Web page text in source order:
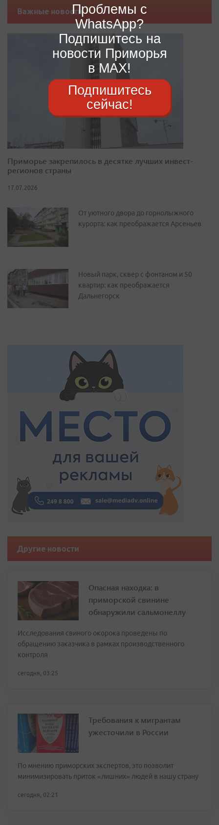
Важные новости
Приморье закрепилось в десятке лучших инвест-
регионов страны
17.07.2026
От уютного двора до горнолыжного
курорта: как преображается Арсеньев
Новый парк, сквер с фонтаном и 50
квартир: как преображается
Дальнегорск
Другие новости
Опасная находка: в
приморской свинине
обнаружили сальмонеллу
Исследования свиного окорока проведены по
обращению заказчика в рамках производственного
контроля
сегодня, 03:25
Требования к мигрантам
ужесточили в России
По мнению приморских экспертов, это позволит
минимизировать приток «лишних» людей в нашу страну
сегодня, 02:21
Проблемы с
WhatsApp?
Подпишитесь на
новости Приморья
в MAX!
Подпишитесь
сейчас!